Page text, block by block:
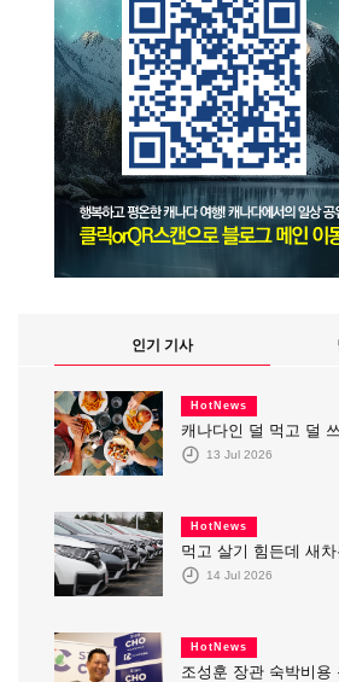
인기 기사
HotNews
캐나다인 덜 먹고 덜
13 Jul 2026
HotNews
먹고 살기 힘든데 새
14 Jul 2026
HotNews
조성훈 장관 숙박비용